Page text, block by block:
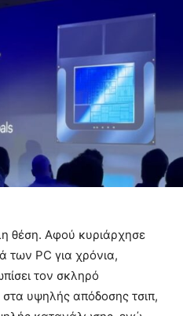
θέση. Αφού κυριάρχησε
των PC για χρόνια,
τον σκληρό
υψηλής απόδοσης τσιπ,